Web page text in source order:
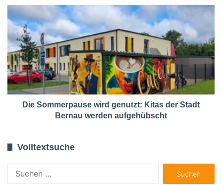
Die Sommerpause wird genutzt: Kitas der Stadt
Bernau werden aufgehübscht
Volltextsuche
nach: